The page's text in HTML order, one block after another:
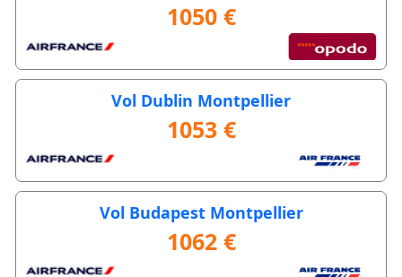
1050 €
Vol Dublin Montpellier
1053 €
Vol Budapest Montpellier
1062 €